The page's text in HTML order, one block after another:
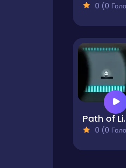
0 (0 Голосів)
Path of
0 (0 Голосів)